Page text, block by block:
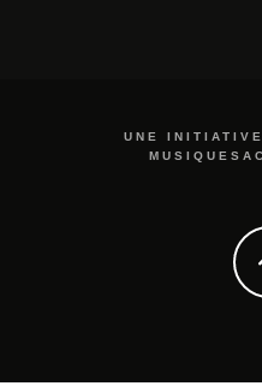
UNE